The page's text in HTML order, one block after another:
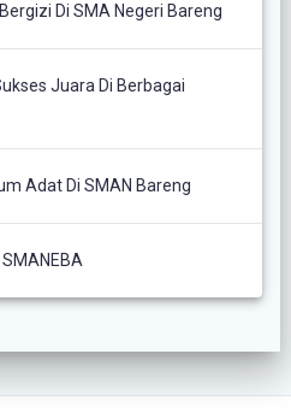
Di SMA Negeri Bareng
Juara Di Berbagai
Adat Di SMAN Bareng